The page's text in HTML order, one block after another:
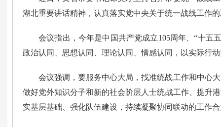
湖北重要讲话精神，认真落实党中央关于统一战线工作
会议指出， 今年是中国共产党成立105周年、“十五
政治认同、思想认同、理论认同、情感认同，以实际行
会议强调，要服务中心大局，找准统战工作和中心
做好党外知识分子和新的社会阶层人士统战工作、提升
实基层基础、强化队伍建设，持续凝聚协同联动的工作